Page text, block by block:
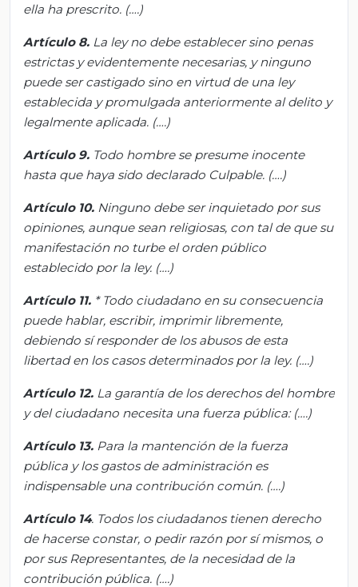
ella ha prescrito. (….)
Artículo 8. La ley no debe establecer sino penas
estrictas y evidentemente necesarias, y ninguno
puede ser castigado sino en virtud de una ley
establecida y promulgada anteriormente al delito y
legalmente aplicada. (….)
Artículo 9. Todo hombre se presume inocente
hasta que haya sido declarado Culpable. (….)
Artículo 10. Ninguno debe ser inquietado por sus
opiniones, aunque sean religiosas, con tal de que su
manifestación no turbe el orden público
establecido por la ley. (….)
Artículo 11. * Todo ciudadano en su consecuencia
puede hablar, escribir, imprimir libremente,
debiendo sí responder de los abusos de esta
libertad en los casos determinados por la ley. (….)
Artículo 12. La garantía de los derechos del hombre
y del ciudadano necesita una fuerza pública: (….)
Artículo 13. Para la mantención de la fuerza
pública y los gastos de administración es
indispensable una contribución común. (….)
Artículo 14. Todos los ciudadanos tienen derecho
de hacerse constar, o pedirrazón por sí mismos, o
por sus Representantes, de la necesidad de la
contribución pública. (….)